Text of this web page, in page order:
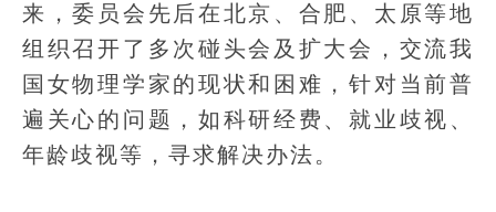
来，委员会先后在北京、合肥、太原等地
组织召开了多次碰头会及扩大会，交流我
国女物理学家的现状和困难，针对当前普
遍关心的问题，如科研经费、就业歧视、
年龄歧视等，寻求解决办法。